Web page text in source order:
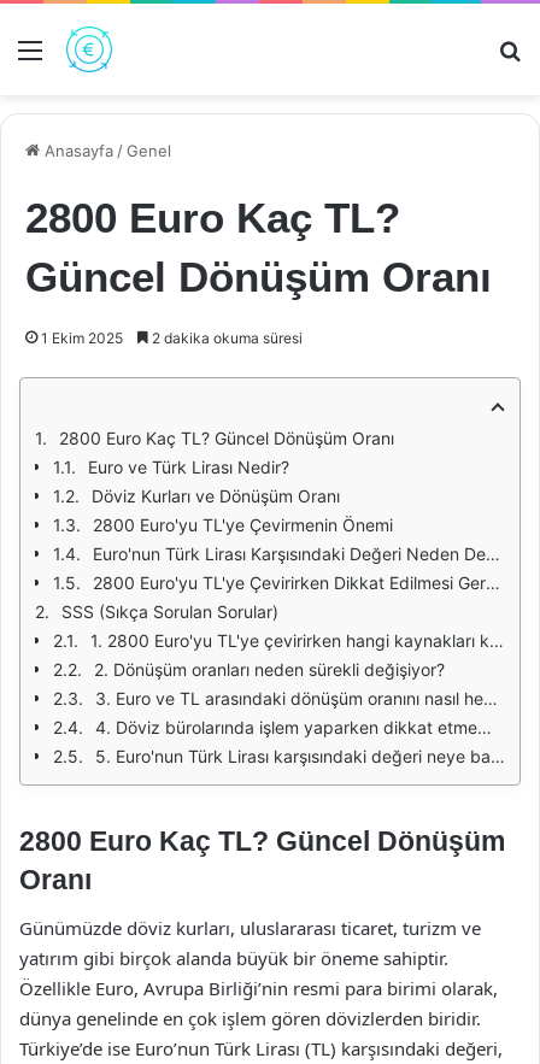
Menü
Anasayfa /Genel
2800 Euro Kaç TL?
Güncel Dönüşüm Oranı
1 Ekim 2025 2 dakika okuma süresi
2800 Euro Kaç TL? Güncel Dönüşüm Oranı
Euro ve Türk Lirası Nedir?
Döviz Kurları ve Dönüşüm Oranı
2800 Euro'yu TL'ye Çevirmenin Önemi
Euro'nun Türk Lirası Karşısındaki Değeri Neden Değişir?
2800 Euro'yu TL'ye Çevirirken Dikkat Edilmesi Gerekenler
SSS (Sıkça Sorulan Sorular)
1. 2800 Euro'yu TL'ye çevirirken hangi kaynakları kullanmalıyım?
2. Dönüşüm oranları neden sürekli değişiyor?
3. Euro ve TL arasındaki dönüşüm oranını nasıl hesaplayabilirim?
4. Döviz bürolarında işlem yaparken dikkat etmem gerekenler nelerdir?
5. Euro'nun Türk Lirası karşısındaki değeri neye bağlıdır?
2800 Euro Kaç TL? Güncel Dönüşüm
Oranı
Günümüzde döviz kurları, uluslararası ticaret, turizm ve
yatırım gibi birçok alanda büyük bir öneme sahiptir.
Özellikle Euro, Avrupa Birliği’nin resmi para birimi olarak,
dünya genelinde en çok işlem gören dövizlerden biridir.
Türkiye’de ise Euro’nun Türk Lirası (TL) karşısındaki değeri,